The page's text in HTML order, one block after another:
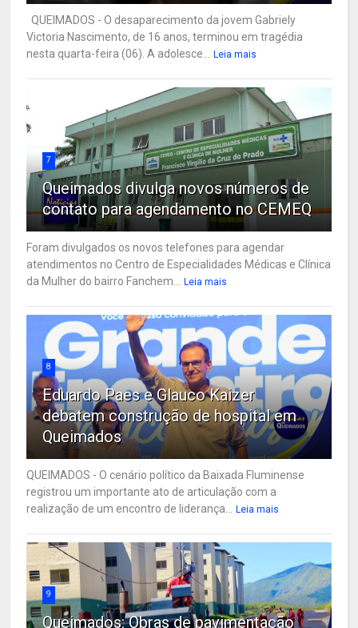
QUEIMADOS - O desaparecimento da jovem Gabriely
Victoria Nascimento, de 16 anos, terminou em tragédia
nesta quarta-feira (06). A adolesce...
Leia mais
7
Queimados divulga novos números de
contato para agendamento no CEMEQ
Foram divulgados os novos telefones para agendar
atendimentos no Centro de Especialidades Médicas e Clínica
da Mulher do bairro Fanchem...
Leia mais
8
Eduardo Paes e Glauco Kaizer
debatem construção de hospital em
Queimados
QUEIMADOS - O cenário político da Baixada Fluminense
registrou um importante ato de articulação com a
realização de um encontro de liderança...
Leia mais
9
Queimados: Obras de pavimentação